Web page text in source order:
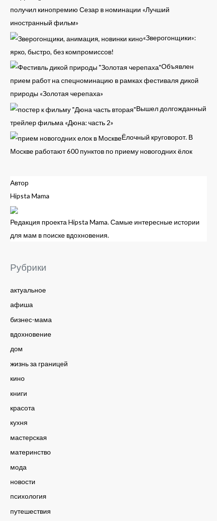
получил кинопремию Сезар в номинации «Лучший
иностранный фильм»
«Зверогонщики»:
ярко, быстро, без компромиссов!
Объявлен
прием работ на спецноминацию в рамках фестиваля дикой
природы «Золотая черепаха»
Вышел долгожданный
трейлер фильма «Дюна: часть 2»
Ёлочный круговорот. В
Москве работают 600 пунктов по приему новогодних ёлок
Автор
Hipsta Mama
Редакция проекта Hipsta Mama. Самые интересные истории
для мам в поиске вдохновения.
Рубрики
актуальное
афиша
бизнес-мама
вдохновение
дом
жизнь за границей
кино
книги
красота
кухня
мастерская
материнство
мода
новости
психология
путешествия